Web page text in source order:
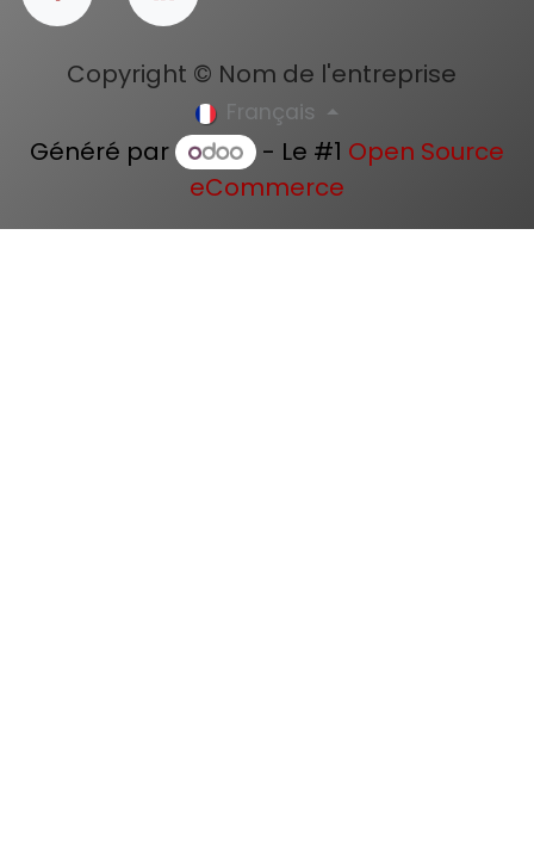
Copyright © Nom de l'entreprise
Français
Généré par - Le #1 Open Source
eCommerce